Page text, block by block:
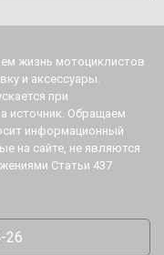
жизнь мотоциклистов
и аксессуары.
при
источник. Обращаем
информационный
на сайте, не являются
Статьи 437
26